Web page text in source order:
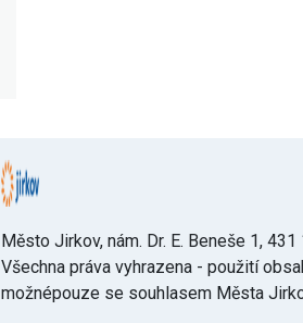
Město Jirkov, nám. Dr. E. Beneše 1, 431
Všechna práva vyhrazena - použití
možnépouze se souhlasem Města